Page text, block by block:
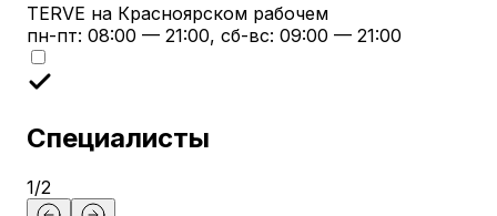
TERVE на Красноярском рабочем
пн-пт: 08:00 — 21:00, сб-вс: 09:00 — 21:00
Специалисты
1/2